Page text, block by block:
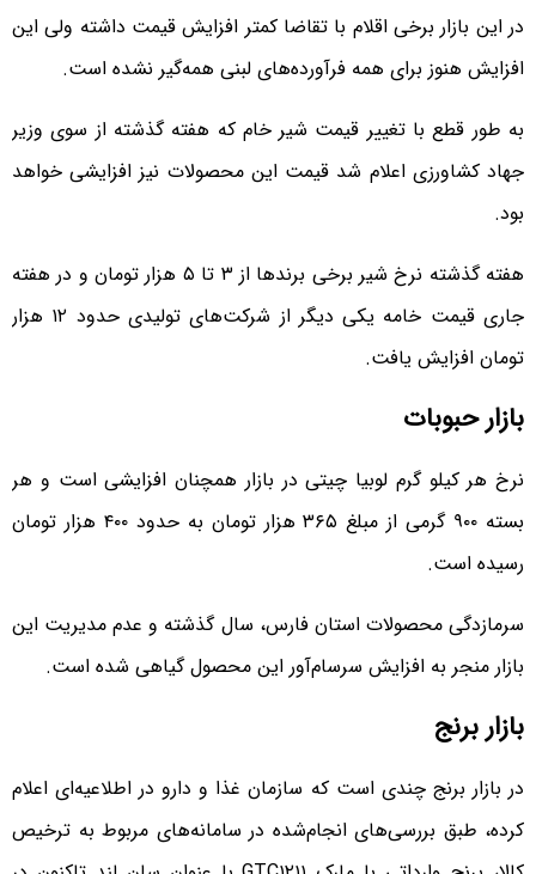
در این بازار برخی اقلام با تقاضا کمتر افزایش قیمت داشته ولی این
افزایش هنوز برای همه فرآورده‌های لبنی همه‌گیر نشده است.
به طور قطع با تغییر قیمت شیر خام که هفته گذشته از سوی وزیر
جهاد کشاورزی اعلام شد قیمت این محصولات نیز افزایشی خواهد
بود.
هفته گذشته نرخ شیر برخی برندها از ۳ تا ۵ هزار تومان و در هفته
جاری قیمت خامه یکی دیگر از شرکت‌های تولیدی حدود ۱۲ هزار
تومان افزایش یافت.
بازار حبوبات
نرخ هر کیلو گرم لوبیا چیتی در بازار همچنان افزایشی است و هر
بسته ۹۰۰ گرمی از مبلغ ۳۶۵ هزار تومان به حدود ۴۰۰ هزار تومان
رسیده است.
سرمازدگی محصولات استان فارس، سال گذشته و عدم مدیریت این
بازار منجر به افزایش سرسام‌آور این محصول گیاهی شده است.
بازار برنج
در بازار برنج چندی است که سازمان غذا و دارو در اطلاعیه‌ای اعلام
کرده، طبق بررسی‌های انجام‌شده در سامانه‌های مربوط به ترخیص